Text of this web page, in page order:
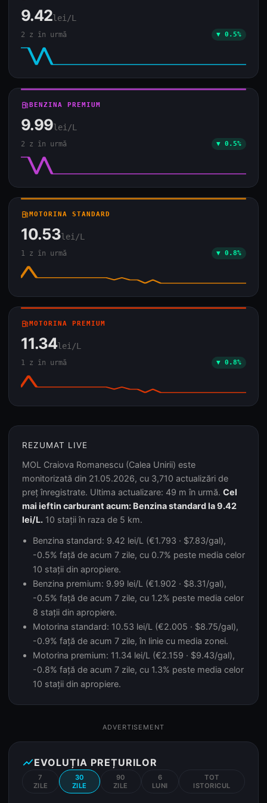
9.42lei/L
2 z în urmă ▼ 0.5%
local_gas_stationBENZINA PREMIUM
9.99lei/L
2 z în urmă ▼ 0.5%
local_gas_stationMOTORINA STANDARD
10.53lei/L
1 z în urmă ▼ 0.8%
local_gas_stationMOTORINA PREMIUM
11.34lei/L
1 z în urmă ▼ 0.8%
REZUMAT LIVE
MOL Craiova Romanescu (Calea Unirii) este
monitorizată din 21.05.2026, cu 3,710 actualizări de
preț înregistrate. Ultima actualizare: 49 m în urmă. Cel
mai ieftin carburant acum: Benzina standard la 9.42
lei/L. 10 stații în raza de 5 km.
Benzina standard: 9.42 lei/L (€1.793 · $7.83/gal),
-0.5% față de acum 7 zile, cu 0.7% peste media celor
10 stații din apropiere.
Benzina premium: 9.99 lei/L (€1.902 · $8.31/gal),
-0.5% față de acum 7 zile, cu 1.2% peste media celor
8 stații din apropiere.
Motorina standard: 10.53 lei/L (€2.005 · $8.75/gal),
-0.9% față de acum 7 zile, în linie cu media zonei.
Motorina premium: 11.34 lei/L (€2.159 · $9.43/gal),
-0.8% față de acum 7 zile, cu 1.3% peste media celor
10 stații din apropiere.
ADVERTISEMENT
show_chartEVOLUȚIA PREȚURILOR
7
ZILE
30
ZILE
90
ZILE
6
LUNI
TOT
ISTORICUL